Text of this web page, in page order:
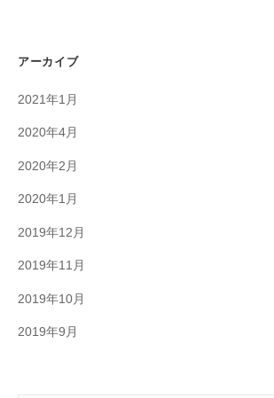
アーカイブ
2021年1月
2020年4月
2020年2月
2020年1月
2019年12月
2019年11月
2019年10月
2019年9月